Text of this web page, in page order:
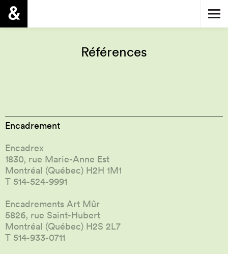
Références
Encadrement
Encadrex
1830, rue Marie-Anne Est
Montréal (Québec) H2H 1M1
T 514-524-9991
Encadrements Art Mûr
5826, rue Saint-Hubert
Montréal (Québec) H2S 2L7
T 514-933-0711